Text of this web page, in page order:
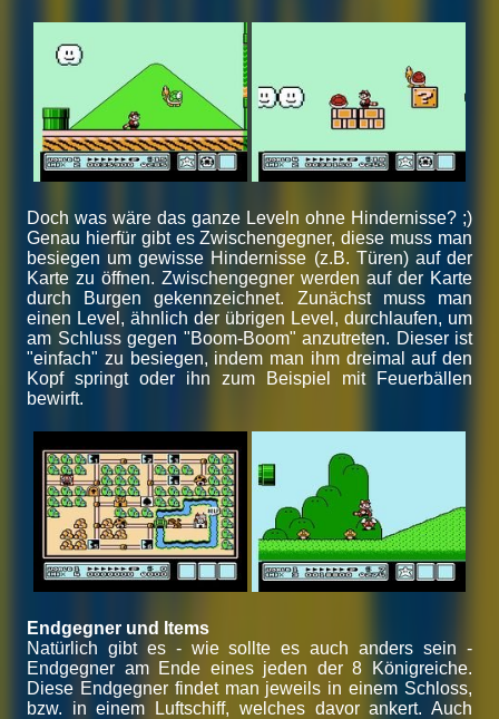
Doch was wäre das ganze Leveln ohne Hindernisse? ;)
Genau hierfür gibt es Zwischengegner, diese muss man
besiegen um gewisse Hindernisse (z.B. Türen) auf der
Karte zu öffnen. Zwischengegner werden auf der Karte
durch Burgen gekennzeichnet. Zunächst muss man
einen Level, ähnlich der übrigen Level, durchlaufen, um
am Schluss gegen "Boom-Boom" anzutreten. Dieser ist
"einfach" zu besiegen, indem man ihm dreimal auf den
Kopf springt oder ihn zum Beispiel mit Feuerbällen
bewirft.
Endgegner und Items
Natürlich gibt es - wie sollte es auch anders sein -
Endgegner am Ende eines jeden der 8 Königreiche.
Diese Endgegner findet man jeweils in einem Schloss,
bzw. in einem Luftschiff, welches davor ankert. Auch